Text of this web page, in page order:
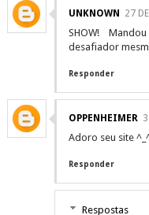
UNKNOWN 27
SHOW!
desafiador
Responder
OPPENHEIMER
Adoro seu site
Responder
Respostas